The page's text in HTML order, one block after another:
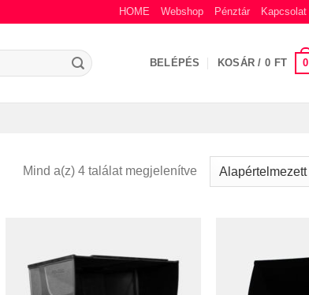
HOME Webshop Pénztár Kapcsolat
BELÉPÉS KOSÁR /0 FT 0
Mind a(z) 4 találat megjelenítve